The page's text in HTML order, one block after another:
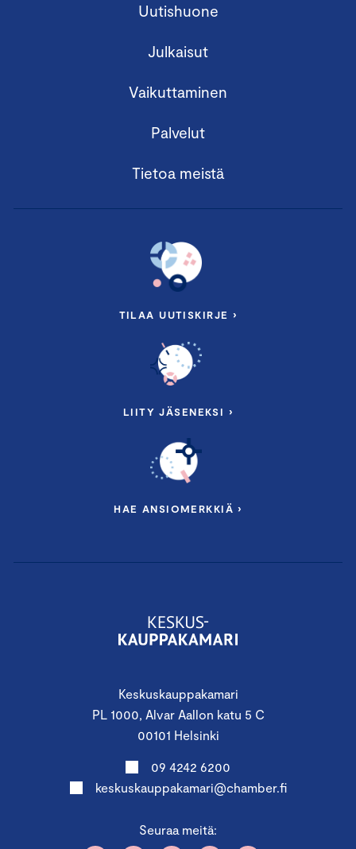
Keskuskauppakamari
PL 1000, Alvar Aallon katu 5 C
00101 Helsinki
09 4242 6200
keskuskauppakamari@chamber.fi
Seuraa meitä:
Uutishuone
Julkaisut
Vaikuttaminen
Palvelut
Tietoa meistä
TILAA UUTISKIRJE ›
LIITY JÄSENEKSI ›
HAE ANSIOMERKKIÄ ›